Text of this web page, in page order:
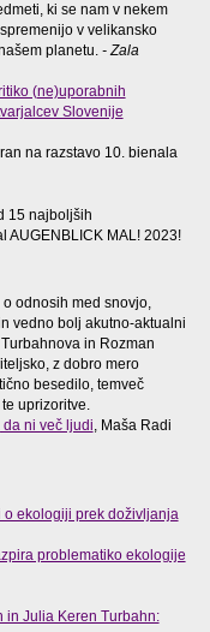
ki se nam v nekem
v velikansko
planetu. - Zala
(ne)uporabnih
Slovenije
na razstavo 10. bienala
15 najboljših
AUGENBLICK MAL! 2023!
odnosih med snovjo,
vedno bolj akutno-aktualni
in Rozman
z dobro mero
besedilo, temveč
uprizoritve.
da ni več ljudi, Maša Radi
o ekologiji prek doživljanja
problematiko ekologije
in Julia Keren Turbahn: